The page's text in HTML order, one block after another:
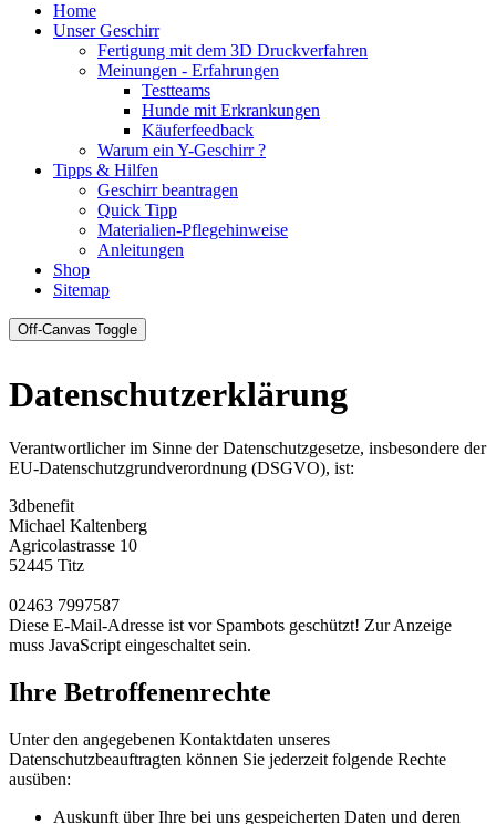
Home
Unser Geschirr
Fertigung mit dem 3D Druckverfahren
Meinungen - Erfahrungen
Testteams
Hunde mit Erkrankungen
Käuferfeedback
Warum ein Y-Geschirr ?
Tipps & Hilfen
Geschirr beantragen
Quick Tipp
Materialien-Pflegehinweise
Anleitungen
Shop
Sitemap
Off-Canvas Toggle
Datenschutzerklärung
Verantwortlicher im Sinne der Datenschutzgesetze, insbesondere der
EU-Datenschutzgrundverordnung (DSGVO), ist:
3dbenefit
Michael Kaltenberg
Agricolastrasse 10
52445 Titz
02463 7997587
Diese E-Mail-Adresse ist vor Spambots geschützt! Zur Anzeige
muss JavaScript eingeschaltet sein.
Ihre Betroffenenrechte
Unter den angegebenen Kontaktdaten unseres
Datenschutzbeauftragten können Sie jederzeit folgende Rechte
ausüben:
Auskunft über Ihre bei uns gespeicherten Daten und deren